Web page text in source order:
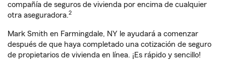
compañía de seguros de vivienda por encima de cualquier
otra aseguradora.2
Mark Smith en Farmingdale, NY le ayudará a comenzar
después de que haya completado una cotización de seguro
de propietarios de vivienda en línea. ¡Es rápido y sencillo!